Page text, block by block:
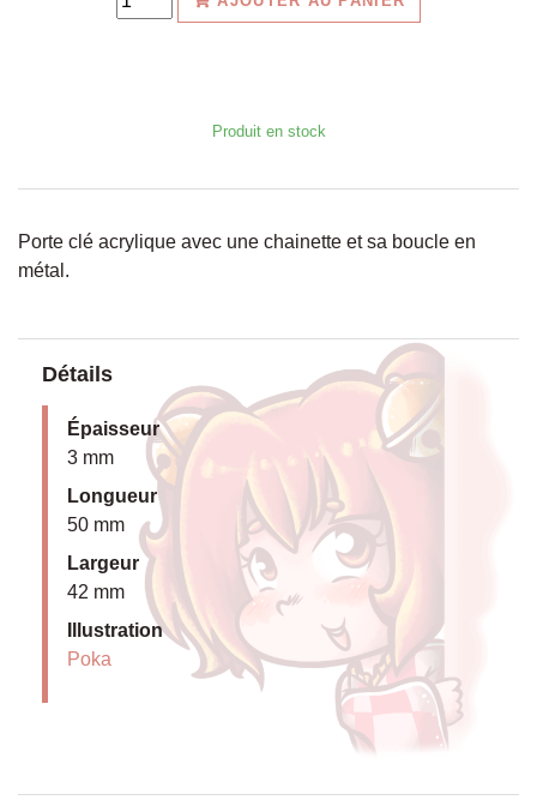
Produit en stock
Porte clé acrylique avec une chainette et sa boucle en
métal.
Détails
Épaisseur
3 mm
Longueur
50 mm
Largeur
42 mm
Illustration
Poka